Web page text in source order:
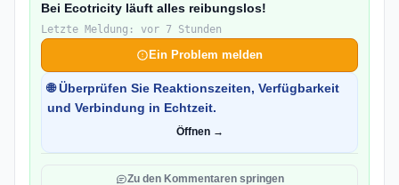
Bei Ecotricity läuft alles reibungslos!
Letzte Meldung: vor 7 Stunden
Ein Problem melden
🌐 Überprüfen Sie Reaktionszeiten, Verfügbarkeit
und Verbindung in Echtzeit.
Öffnen →
Zu den Kommentaren springen